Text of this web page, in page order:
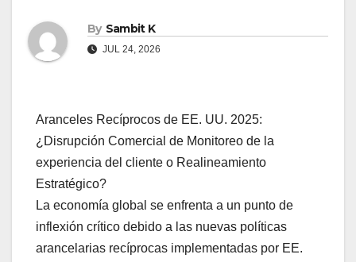
By Sambit K
JUL 24, 2026
Aranceles Recíprocos de EE. UU. 2025:
¿Disrupción Comercial de Monitoreo de la
experiencia del cliente o Realineamiento
Estratégico?
La economía global se enfrenta a un punto de
inflexión crítico debido a las nuevas políticas
arancelarias recíprocas implementadas por EE.